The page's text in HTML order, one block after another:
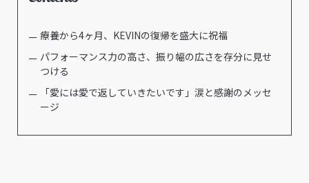
療養から4ヶ月、KEVINの復帰を盛大に祝福
パフォーマンス力の高さ、振り幅の広さを存分に見せ
つける
「愛には愛で返していきたいです」涙と感謝のメッセ
ージ